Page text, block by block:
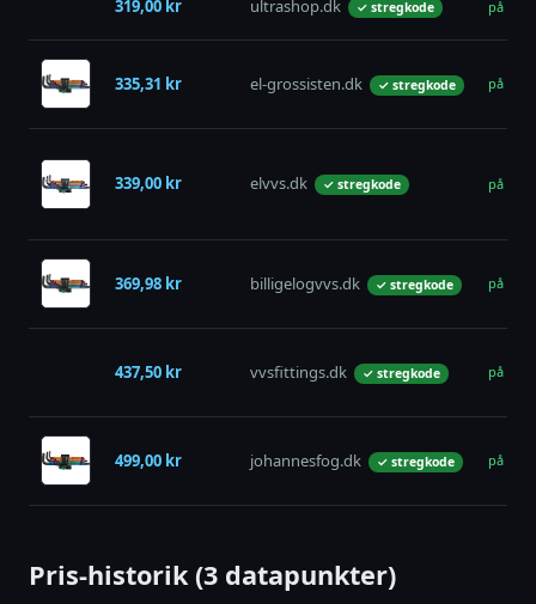
319,00 kr ultrashop.dk ✓ stregkode på
335,31 kr el-grossisten.dk ✓ stregkode på
339,00 kr elvvs.dk ✓ stregkode på
369,98 kr billigelogvvs.dk ✓ stregkode på
437,50 kr vvsfittings.dk ✓ stregkode på
499,00 kr johannesfog.dk ✓ stregkode på
Pris-historik (3 datapunkter)